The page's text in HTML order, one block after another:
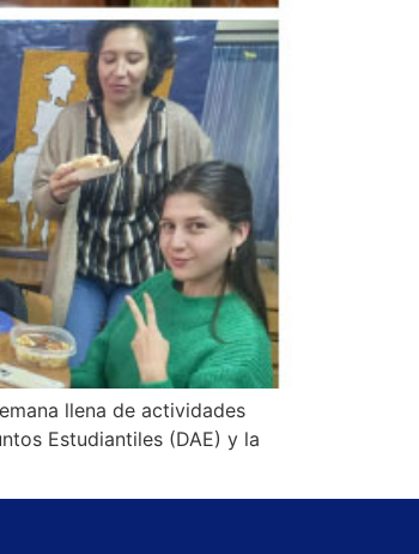
llena de actividades
Estudiantiles (DAE) y la